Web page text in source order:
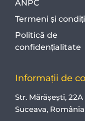
ANPC
Termeni și
Politică de
confidențialitate
Informații de
Str. Mărășești, 22A
Suceava, România